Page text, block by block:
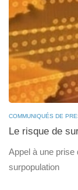
COMMUNIQUÉS DE
Le risque de
Appel à une
surpopulation